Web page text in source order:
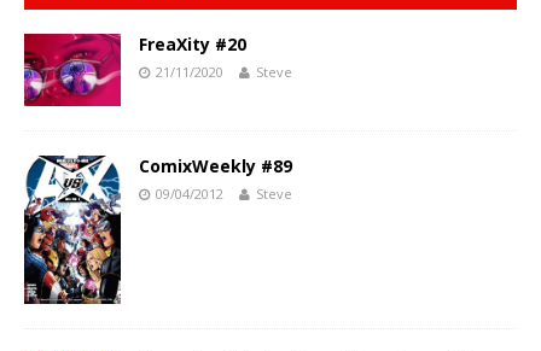
FreaXity #20
21/11/2020 Steve
ComixWeekly #89
09/04/2012 Steve